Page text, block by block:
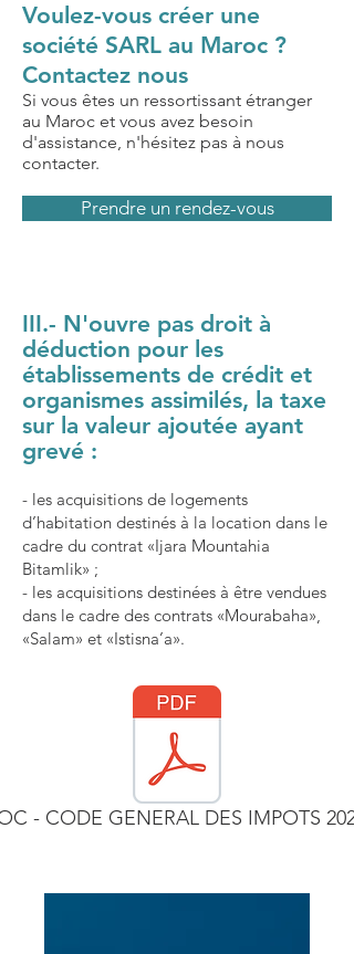
Voulez-vous créer une
société SARL au Maroc ?
Contactez nous
Si vous êtes un ressortissant étranger
au Maroc et vous avez besoin
d'assistance, n'hésitez pas à nous
contacter.
Prendre un rendez-vous
III.- N'ouvre pas droit à
déduction pour les
établissements de crédit et
organismes assimilés, la taxe
sur la valeur ajoutée ayant
grevé :
- les acquisitions de logements
d’habitation destinés à la location dans le
cadre du contrat «Ijara Mountahia
Bitamlik» ;
- les acquisitions destinées à être vendues
dans le cadre des contrats «Mourabaha»,
«Salam» et «Istisna’a».
- CODE GENERAL DES IMPOTS